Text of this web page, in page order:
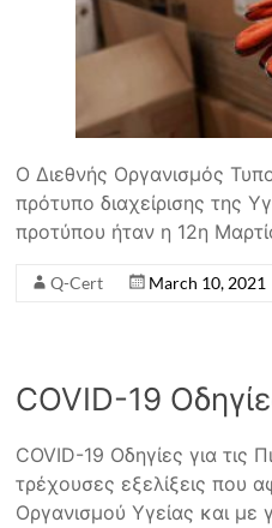
Ο Διεθνής Οργανισμός
πρότυπο διαχείρισης της
προτύπου ήταν η 12η
Q-Cert March 10, 2021
COVID-19
COVID-19 Οδηγίες για τις
τρέχουσες εξελίξεις που
Οργανισμού Υγείας και